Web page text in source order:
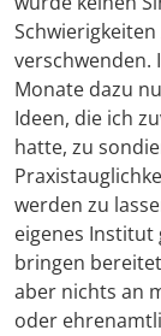
verschwenden.
Monate dazu
Ideen, die ich
hatte, zu
werden zu
eigenes Institut
bringen
aber nichts an
oder